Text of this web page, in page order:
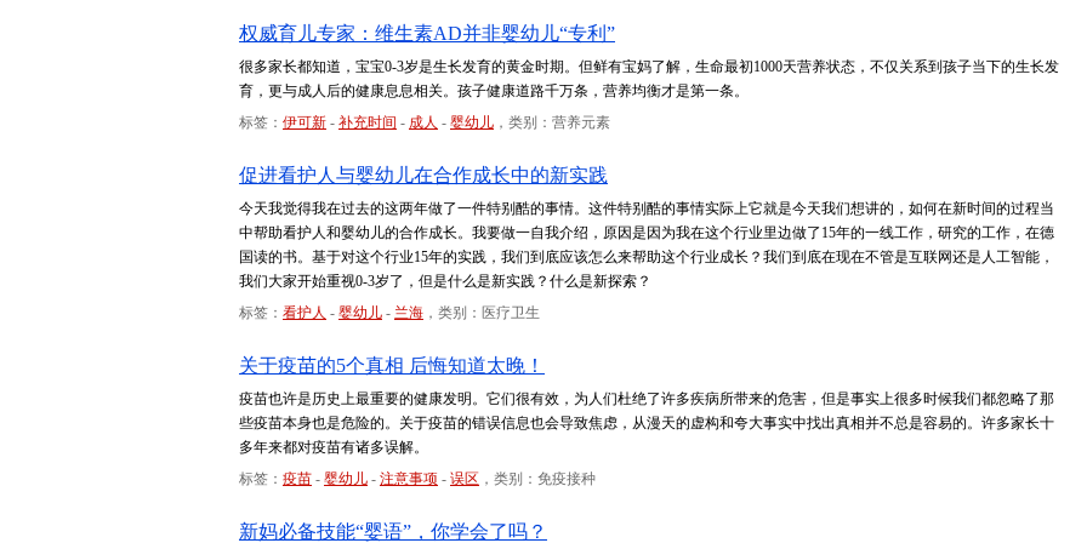
权威育儿专家：维生素AD并非婴幼儿“专利”
很多家长都知道，宝宝0-3岁是生长发育的黄金时期。但鲜有宝妈了解，生命最初1000天营养状态，不仅关系到孩子当下的生长发
育，更与成人后的健康息息相关。孩子健康道路千万条，营养均衡才是第一条。
标签： 伊可新 - 补充时间 - 成人 - 婴幼儿 ，类别：营养元素
促进看护人与婴幼儿在合作成长中的新实践
今天我觉得我在过去的这两年做了一件特别酷的事情。这件特别酷的事情实际上它就是今天我们想讲的，如何在新时间的过程当
中帮助看护人和婴幼儿的合作成长。我要做一自我介绍，原因是因为我在这个行业里边做了15年的一线工作，研究的工作，在德
国读的书。基于对这个行业15年的实践，我们到底应该怎么来帮助这个行业成长？我们到底在现在不管是互联网还是人工智能，
我们大家开始重视0-3岁了，但是什么是新实践？什么是新探索？
标签： 看护人 - 婴幼儿 - 兰海 ，类别：医疗卫生
关于疫苗的5个真相 后悔知道太晚！
疫苗也许是历史上最重要的健康发明。它们很有效，为人们杜绝了许多疾病所带来的危害，但是事实上很多时候我们都忽略了那
些疫苗本身也是危险的。关于疫苗的错误信息也会导致焦虑，从漫天的虚构和夸大事实中找出真相并不总是容易的。许多家长十
多年来都对疫苗有诸多误解。
标签： 疫苗 - 婴幼儿 - 注意事项 - 误区 ，类别：免疫接种
新妈必备技能“婴语”，你学会了吗？